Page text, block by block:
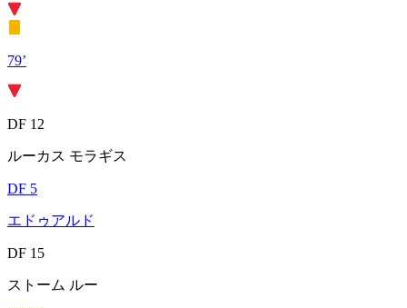
79’
DF 12
ルーカス モラギス
DF 5
エドゥアルド
DF 15
ストーム ルー